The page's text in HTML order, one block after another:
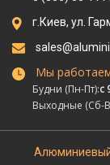
г.Киев, ул.
Мы
Будни (Пн-Пт):с
Выходные (Сб-